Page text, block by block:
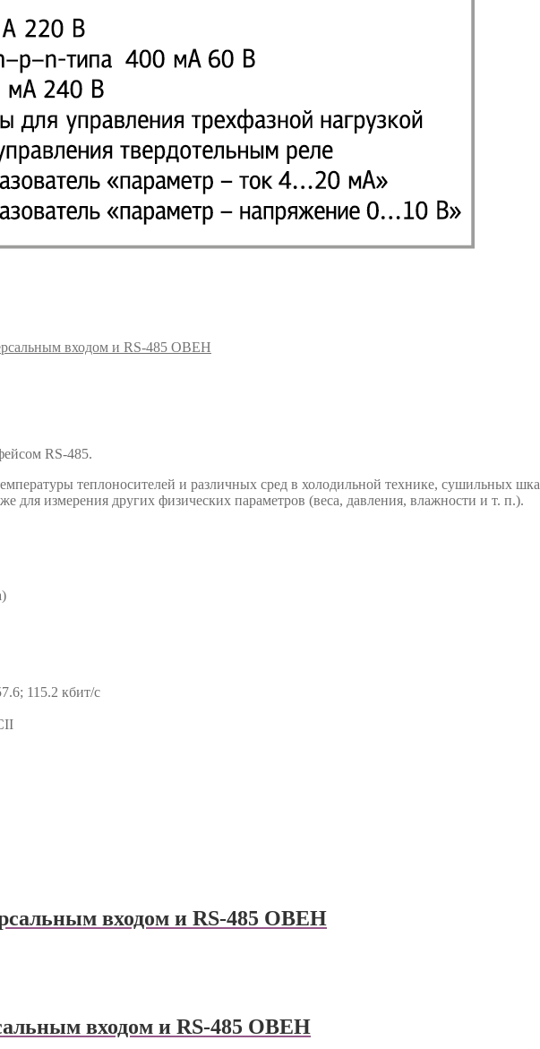
входом и RS-485 ОВЕН
RS-485.
теплоносителей и различных сред в холодильной технике, сушильных
для измерения других физических параметров (веса, давления, влажности и т. п.).
115.2 кбит/с
входом и RS-485 ОВЕН
входом и RS-485 ОВЕН